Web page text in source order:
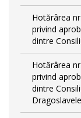
Hotărârea
privind
dintre
Hotărârea
privind
dintre
Dragoslavele